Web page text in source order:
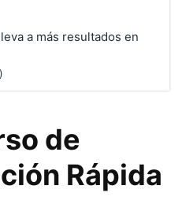
a más resultados en
de
Rápida